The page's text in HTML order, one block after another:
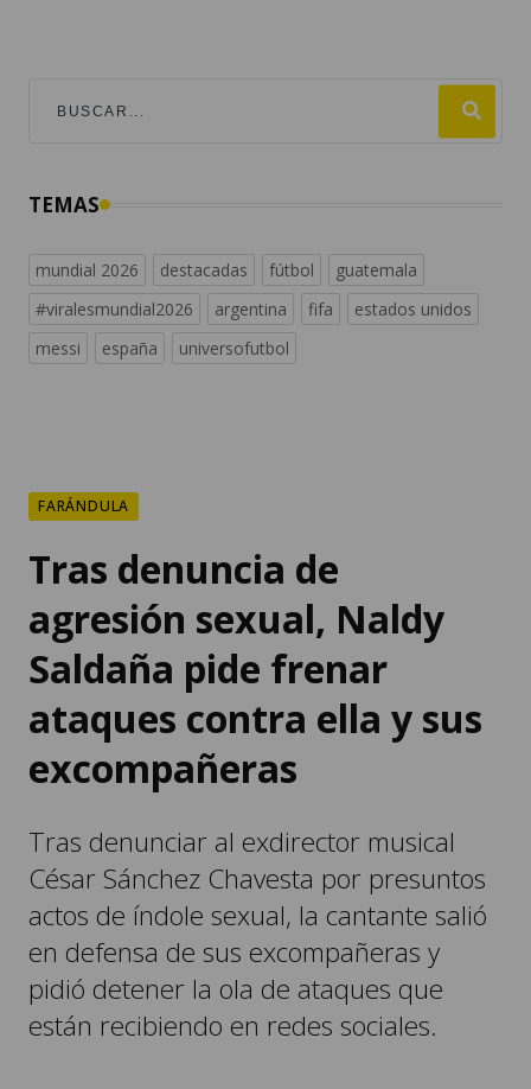
TEMAS
mundial 2026 destacadas fútbol
guatemala
#viralesmundial2026
argentina fifa
estados unidos
messi
españa universofutbol
FARÁNDULA
Tras denuncia de
agresión sexual, Naldy
Saldaña pide frenar
ataques contra ella y sus
excompañeras
Tras denunciar al exdirector musical
César Sánchez Chavesta por presuntos
actos de índole sexual, la cantante salió
en defensa de sus excompañeras y
pidió detener la ola de ataques que
están recibiendo en redes sociales.